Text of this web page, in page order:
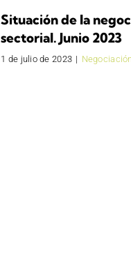
Situación de la
sectorial. Junio 2023
1 de julio de 2023 |